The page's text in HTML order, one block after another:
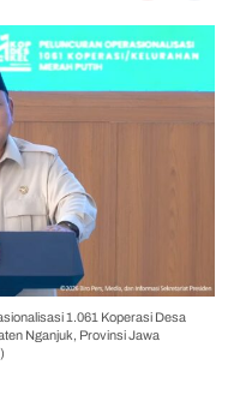
1.061 Koperasi Desa
Nganjuk, Provinsi Jawa